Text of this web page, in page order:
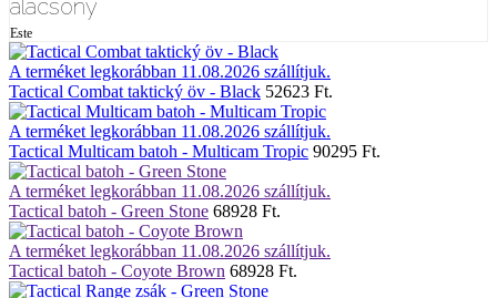
alacsony
Este
A terméket legkorábban 11.08.2026 szállítjuk.
Tactical Combat taktický öv - Black 52623 Ft.
A terméket legkorábban 11.08.2026 szállítjuk.
Tactical Multicam batoh - Multicam Tropic 90295 Ft.
A terméket legkorábban 11.08.2026 szállítjuk.
Tactical batoh - Green Stone 68928 Ft.
A terméket legkorábban 11.08.2026 szállítjuk.
Tactical batoh - Coyote Brown 68928 Ft.